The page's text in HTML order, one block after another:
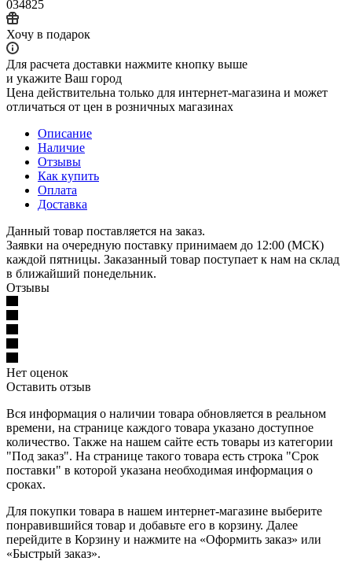
034825
Хочу в подарок
Для расчета доставки нажмите кнопку выше
и укажите Ваш город
Цена действительна только для интернет-магазина и может
отличаться от цен в розничных магазинах
Описание
Наличие
Отзывы
Как купить
Оплата
Доставка
Данный товар поставляется на заказ.
Заявки на очередную поставку принимаем до 12:00 (МСК)
каждой пятницы. Заказанный товар поступает к нам на склад
в ближайший понедельник.
Отзывы
Нет оценок
Оставить отзыв
Вся информация о наличии товара обновляется в реальном
времени, на странице каждого товара указано доступное
количество. Также на нашем сайте есть товары из категории
"Под заказ". На странице такого товара есть строка "Срок
поставки" в которой указана необходимая информация о
сроках.
Для покупки товара в нашем интернет-магазине выберите
понравившийся товар и добавьте его в корзину. Далее
перейдите в Корзину и нажмите на «Оформить заказ» или
«Быстрый заказ».